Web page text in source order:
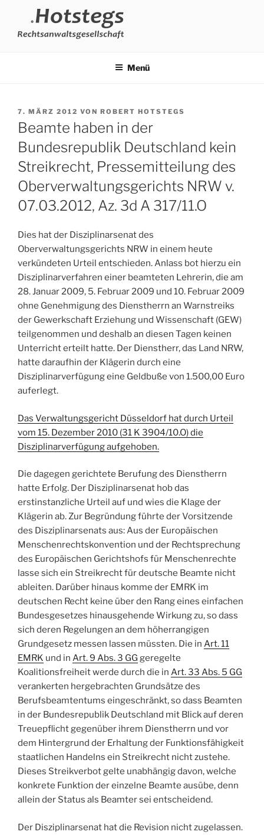
springen
FACHANWÄLT:INNEN FÜR
VERWALTUNGSRECHT
Menü
VERÖFFENTLICHT
AM
7. MÄRZ 2012 VON ROBERT HOTSTEGS
Beamte haben in der
Bundesrepublik Deutschland kein
Streikrecht, Pressemitteilung des
Oberverwaltungsgerichts NRW v.
07.03.2012, Az. 3d A 317/11.O
Dies hat der Disziplinarsenat des
Oberverwaltungsgerichts NRW in einem heute
verkündeten Urteil entschieden. Anlass bot hierzu ein
Disziplinarverfahren einer beamteten Lehrerin, die am
28. Januar 2009, 5. Februar 2009 und 10. Februar 2009
ohne Genehmigung des Dienstherrn an Warnstreiks
der Gewerkschaft Erziehung und Wissenschaft (GEW)
teilgenommen und deshalb an diesen Tagen keinen
Unterricht erteilt hatte. Der Dienstherr, das Land NRW,
hatte daraufhin der Klägerin durch eine
Disziplinarverfügung eine Geldbuße von 1.500,00 Euro
auferlegt.
Das Verwaltungsgericht Düsseldorf hat durch Urteil
vom 15. Dezember 2010 (31 K 3904/10.O) die
Disziplinarverfügung aufgehoben.
Die dagegen gerichtete Berufung des Dienstherrn
hatte Erfolg. Der Disziplinarsenat hob das
erstinstanzliche Urteil auf und wies die Klage der
Klägerin ab. Zur Begründung führte der Vorsitzende
des Disziplinarsenats aus: Aus der Europäischen
Menschenrechtskonvention und der Rechtsprechung
des Europäischen Gerichtshofs für Menschenrechte
lasse sich ein Streikrecht für deutsche Beamte nicht
ableiten. Darüber hinaus komme der EMRK im
deutschen Recht keine über den Rang eines einfachen
Bundesgesetzes hinausgehende Wirkung zu, so dass
sich deren Regelungen an dem höherrangigen
Grundgesetz messen lassen müssten. Die in Art. 11
EMRK und in Art. 9 Abs. 3 GG geregelte
Koalitionsfreiheit werde durch die in Art. 33 Abs. 5 GG
verankerten hergebrachten Grundsätze des
Berufsbeamtentums eingeschränkt, so dass Beamten
in der Bundesrepublik Deutschland mit Blick auf deren
Treuepflicht gegenüber ihrem Dienstherrn und vor
dem Hintergrund der Erhaltung der Funktionsfähigkeit
staatlichen Handelns ein Streikrecht nicht zustehe.
Dieses Streikverbot gelte unabhängig davon, welche
konkrete Funktion der einzelne Beamte ausübe, denn
allein der Status als Beamter sei entscheidend.
Der Disziplinarsenat hat die Revision nicht zugelassen.